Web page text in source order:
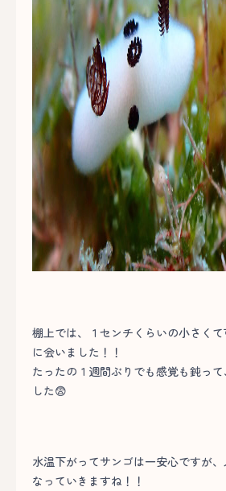
棚上では、１センチくらいの小さく
に会いました！！
たったの１週間ぶりでも感覚も鈍っ
した😨
水温下がってサンゴは一安心ですが
なっていきますね！！